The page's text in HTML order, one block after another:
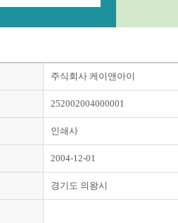
주식회사 케이앤아이
252002004000001
인쇄사
2004-12-01
경기도 의왕시